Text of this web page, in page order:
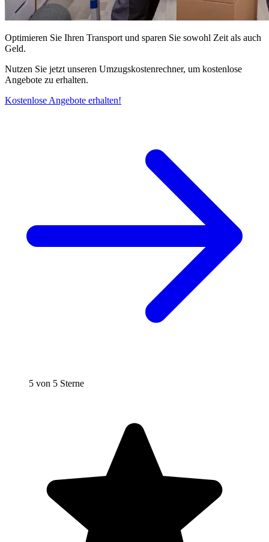
Optimieren Sie Ihren Transport und sparen Sie sowohl Zeit als auch
Geld.
Nutzen Sie jetzt unseren Umzugskostenrechner, um kostenlose
Angebote zu erhalten.
Kostenlose Angebote erhalten!
5 von 5 Sterne